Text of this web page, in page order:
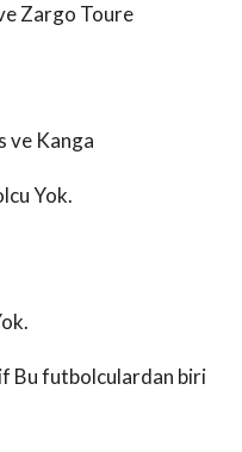
Zargo Toure
ve Kanga
Yok.
Bu futbolculardan biri